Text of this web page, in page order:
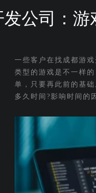
发公司：
一些客户在找成都游
类型的游戏是不一样
单，只要再此前的基
多久时间?影响时间的